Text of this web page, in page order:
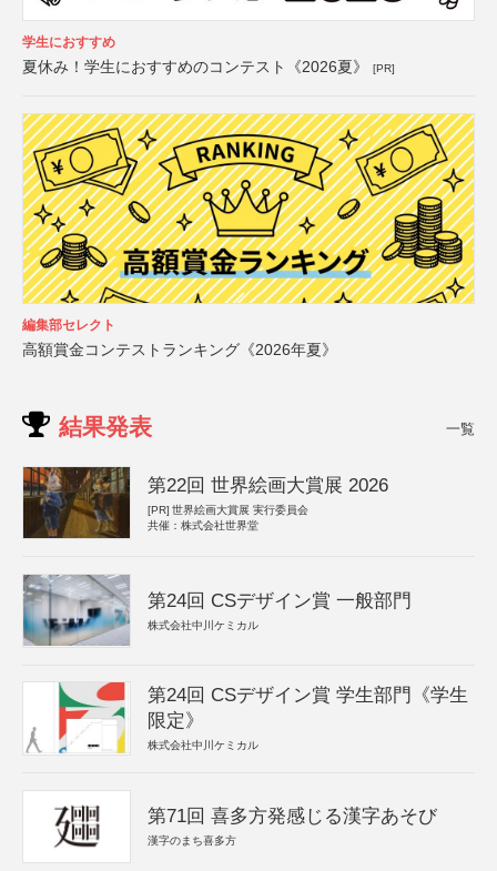
学生におすすめ
夏休み！学生におすすめのコンテスト《2026夏》 [PR]
編集部セレクト
高額賞金コンテストランキング《2026年夏》
結果発表 一覧
第22回 世界絵画大賞展 2026
[PR] 世界絵画大賞展 実行委員会
共催：株式会社世界堂
第24回 CSデザイン賞 一般部門
株式会社中川ケミカル
第24回 CSデザイン賞 学生部門《学生
限定》
株式会社中川ケミカル
第71回 喜多方発感じる漢字あそび
漢字のまち喜多方